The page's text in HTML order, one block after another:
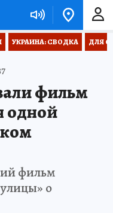
УКРАИНА: СВОДКА ДЛЯ
фильм
одной
фильм
о